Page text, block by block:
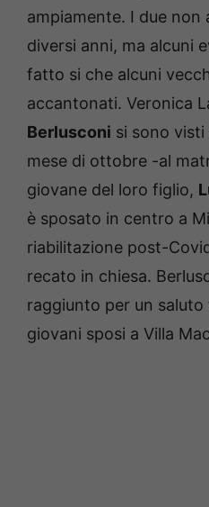
ampiamente. I due
diversi anni, ma alcuni
fatto si che alcuni
accantonati. Veronica
Berlusconi si sono
mese di ottobre -al
giovane del loro figlio,
è sposato in centro a
riabilitazione post-
recato in chiesa.
raggiunto per un
giovani sposi a Villa